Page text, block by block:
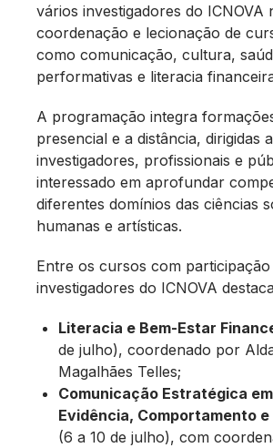
vários investigadores do ICNOVA
coordenação e lecionação de
como comunicação, cultura,
performativas e literacia
A programação integra
presencial e a distância, dirigidas
investigadores, profissionais e
interessado em aprofundar
diferentes domínios das ciências
humanas e artísticas.
Entre os cursos com participação
investigadores do ICNOVA
Literacia e Bem-Estar
de julho), coordenado por
Magalhães Telles;
Comunicação Estratégica
Evidência, Comportamento
(6 a 10 de julho), com